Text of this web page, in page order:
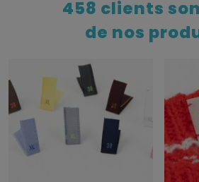
458 clients
de nos